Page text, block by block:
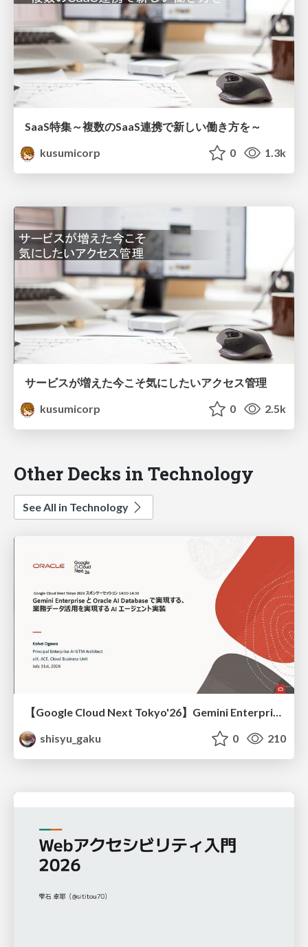
SaaS特集～複数のSaaS連携で新しい働き方を～
kusumicorp
0 1.3k
サービスが増えた今こそ気にしたいアクセス管理
kusumicorp
0 2.5k
Other Decks in Technology
See All in Technology
【Google Cloud Next Tokyo'26】Gemini Enterprise と Oracle AI Database で実現する、 業務データ活用を実現する AI エージェント実装
shisyu_gaku
0 210